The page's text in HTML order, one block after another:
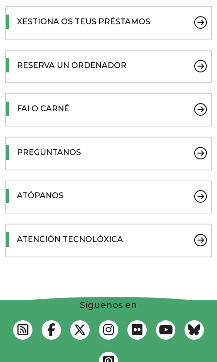
XESTIONA OS TEUS PRÉSTAMOS
RESERVA UN ORDENADOR
FAI O CARNÉ
PREGÚNTANOS
ATÓPANOS
ATENCIÓN TECNOLÓXICA
Síguenos en